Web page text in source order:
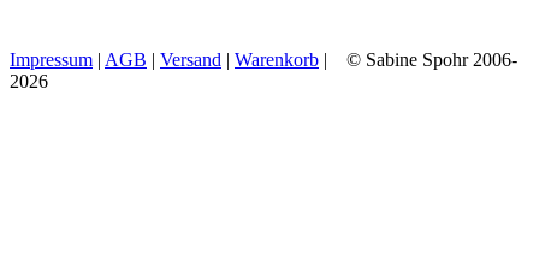
Impressum | AGB | Versand | Warenkorb | © Sabine Spohr 2006-
2026